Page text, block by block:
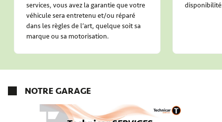
services, vous avez la garantie que votre
véhicule sera entretenu et/ou réparé
dans les règles de l’art, quelque soit sa
marque ou sa motorisation.
NOTRE GARAGE